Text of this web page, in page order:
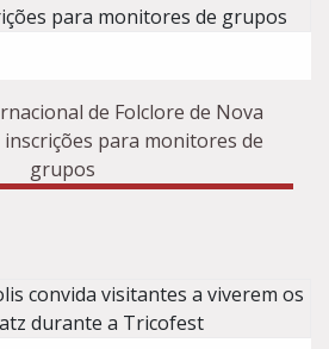
de Folclore de Nova
para monitores de
grupos